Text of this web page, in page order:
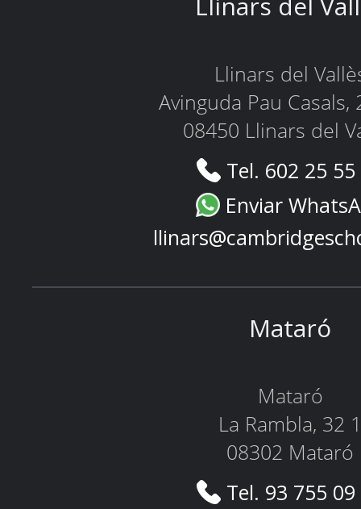
Llinars del
Avinguda Pau Casals,
08450 Llinars del
Tel. 602 25
Enviar
Mataró
Mataró
La Rambla, 32 1
08302 Mataró
Tel. 93 755